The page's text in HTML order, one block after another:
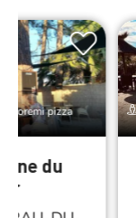
Doremi pizza
du